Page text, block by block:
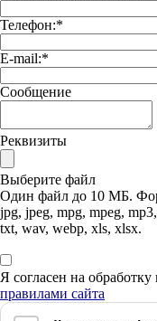
Телефон:*
E-mail:*
Сообщение
Реквизиты
Выберите файл
Один файл до 10 МБ.
jpg, jpeg, mpg, mpeg,
txt, wav, webp, xls, xlsx.
Я согласен на
правилами сайта